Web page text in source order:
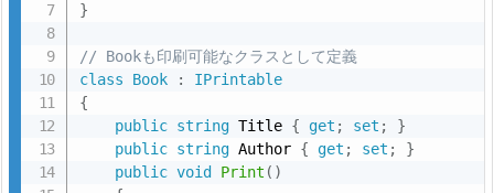
性
に
}
// Bookも印刷可能なクラスとして定義
class
Book :
IPrintable
{
public string Title { get ; set ;
}
public string Author { get ; set ;
}
public void Print ( )